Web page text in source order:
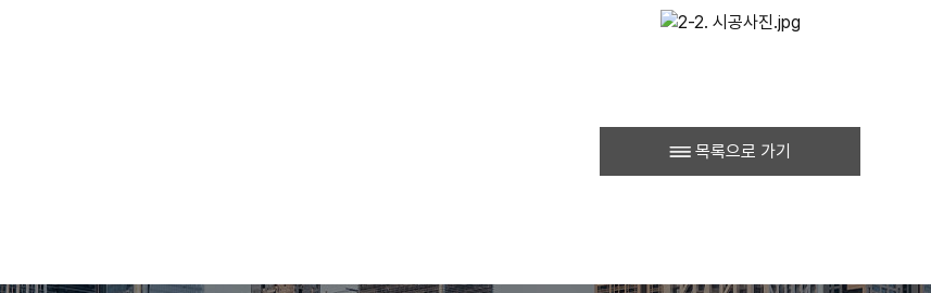
목록으로 가기